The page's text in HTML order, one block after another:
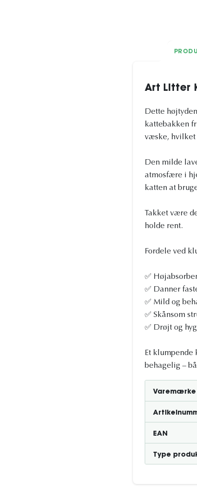
Art Litter
Dette
kattebakken
væske, hvilket
Den milde
atmosfære i
katten at
Takket være
holde rent.
Fordele ved
✅
✅ Danner
✅ Mild og
✅ Skånsom
✅ Drøjt og
Et
behagelig –
Varemærke
EAN
Type